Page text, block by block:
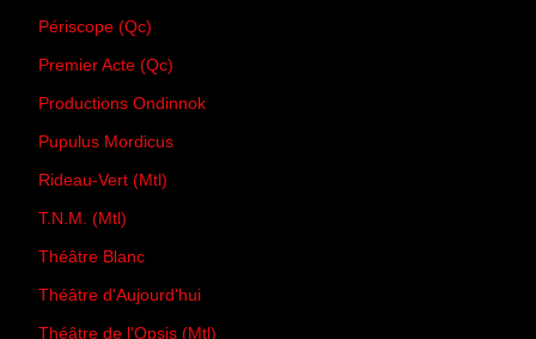
Périscope (Qc)
Premier Acte (Qc)
Productions Ondinnok
Pupulus Mordicus
Rideau-Vert (Mtl)
T.N.M. (Mtl)
Théâtre Blanc
Théâtre d'Aujourd'hui
Théâtre de l'Opsis (Mtl)